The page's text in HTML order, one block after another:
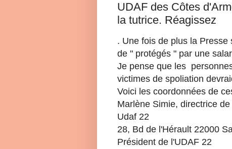
UDAF des Côtes
la tutrice. Réagissez
. Une fois de plus la
de " protégés " par une
Je pense que les
victimes de spoliation
Voici les coordonnées de
Marlène Simie, directrice
Udaf 22
28, Bd de l'Hérault 22000
Président de l'UDAF 22